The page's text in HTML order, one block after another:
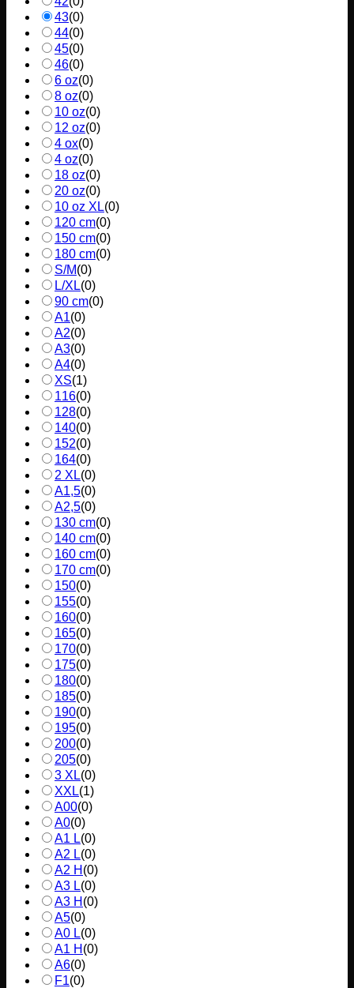
43(0)
44(0)
45(0)
46(0)
6 oz(0)
8 oz(0)
10 oz(0)
12 oz(0)
4 ox(0)
4 oz(0)
18 oz(0)
20 oz(0)
10 oz XL(0)
120 cm(0)
150 cm(0)
180 cm(0)
S/M(0)
L/XL(0)
90 cm(0)
A1(0)
A2(0)
A3(0)
A4(0)
XS(1)
116(0)
128(0)
140(0)
152(0)
164(0)
2 XL(0)
A1,5(0)
A2,5(0)
130 cm(0)
140 cm(0)
160 cm(0)
170 cm(0)
150(0)
155(0)
160(0)
165(0)
170(0)
175(0)
180(0)
185(0)
190(0)
195(0)
200(0)
205(0)
3 XL(0)
XXL(1)
A00(0)
A0(0)
A1 L(0)
A2 L(0)
A2 H (0)
A3 L(0)
A3 H (0)
A5(0)
A0 L(0)
A1 H (0)
A6(0)
F1(0)